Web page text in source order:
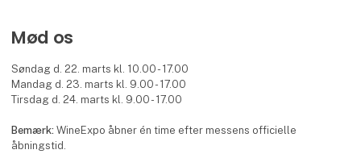
Mød os
Søndag d. 22. marts kl. 10.00 - 17.00
Mandag d. 23. marts kl. 9.00 - 17.00
Tirsdag d. 24. marts kl. 9.00 - 17.00
Bemærk:WineExpo åbner én time efter messens officielle
åbningstid.